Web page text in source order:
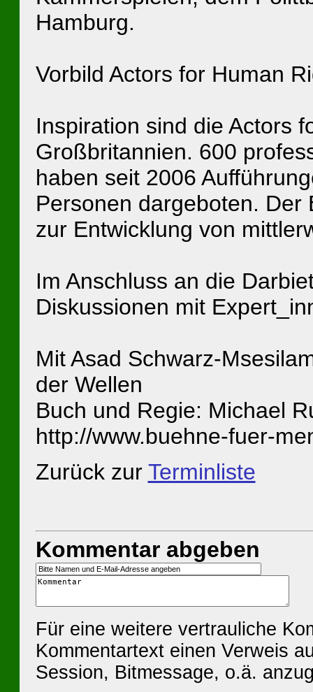
Hamburg.
Vorbild Actors for Human
Inspiration sind die Actors
Großbritannien. 600
haben seit 2006
Personen dargeboten.
zur Entwicklung von
Im Anschluss an die
Diskussionen mit
Mit Asad Schwarz-
der Wellen
Buch und Regie: Michael
http://www.buehne-fuer-
Zurück zur Terminliste
Kommentar abgeben
Für eine weitere vertrauliche
Kommentartext einen Verweis
Session, Bitmessage, o.ä.